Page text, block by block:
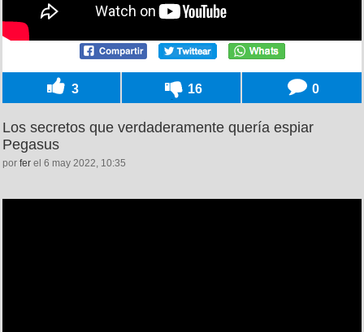
3 16 0
Los secretos que verdaderamente quería espiar
Pegasus
por fer el 6 may 2022, 10:35